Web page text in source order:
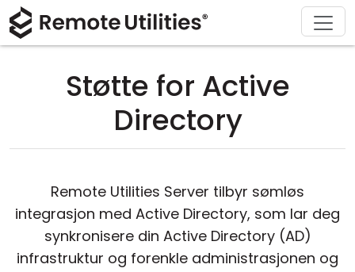
Støtte for Active
Directory
Remote Utilities Server tilbyr sømløs
integrasjon med Active Directory, som lar deg
synkronisere din Active Directory (AD)
infrastruktur og forenkle administrasjonen og
Produkt
Sikkerhet
Tilkoblingsmoduser
Uovervåket tilgang
Løsninger
Produksjon og detaljhandel
Informasjonsteknologi
Last ned
macOS
Kjøp
Lisensassistent
Støtte
Dokumentasjon
Om
Presse-rom